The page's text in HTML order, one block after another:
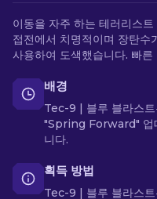
이동을 자주 하는 테러리스
접전에서 치명적이며 장탄수
사용하여 도색했습니다. 빠
배경
Tec-9 | 블루 블라스
"Spring Forward" 업
니다.
획득 방법
Tec-9 | 블루 블라스트